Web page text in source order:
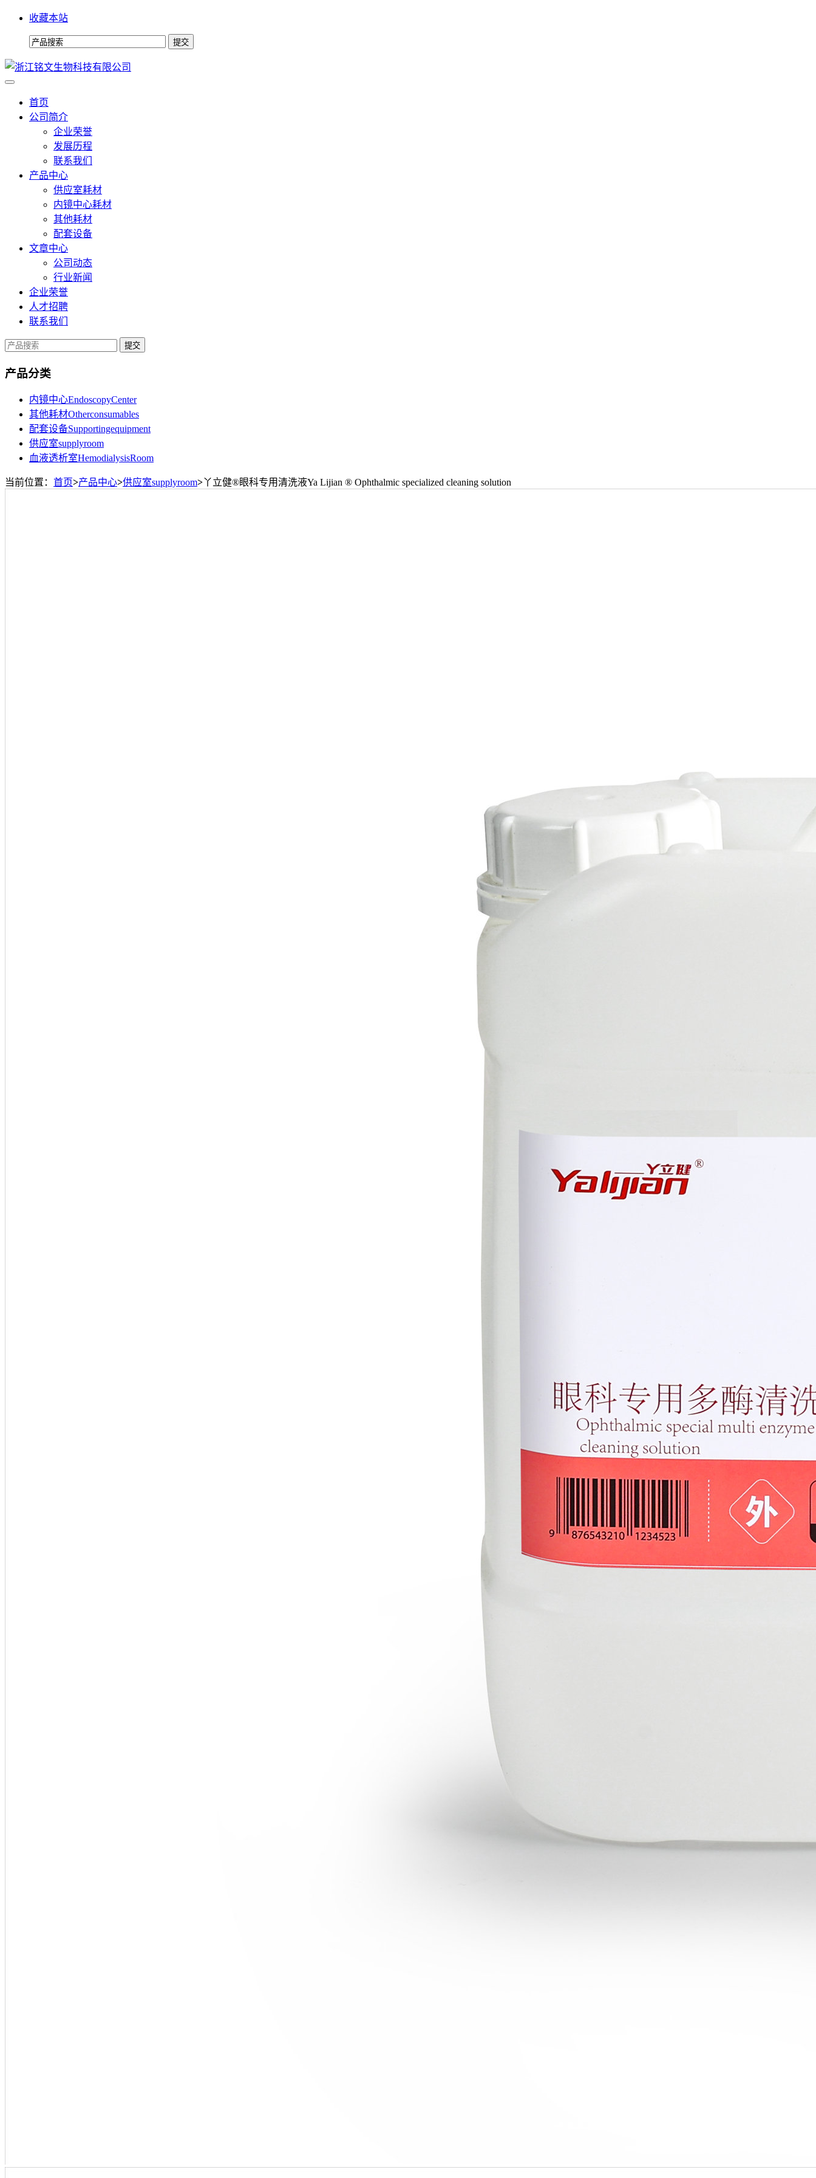
收藏本站
首页
公司简介
企业荣誉
发展历程
联系我们
产品中心
供应室耗材
内镜中心耗材
其他耗材
配套设备
文章中心
公司动态
行业新闻
企业荣誉
人才招聘
联系我们
提交
产品分类
内镜中心EndoscopyCenter
其他耗材Otherconsumables
配套设备Supportingequipment
供应室supplyroom
血液透析室HemodialysisRoom
当前位置： 首页>产品中心>供应室supplyroom>丫立健®眼科专用清洗液Ya Lijian ® Ophthalmic specialized cleaning solution